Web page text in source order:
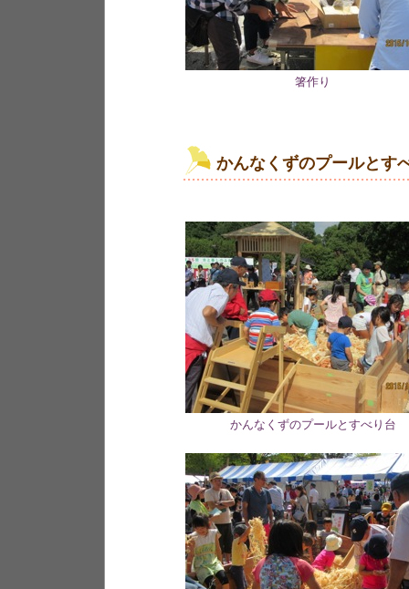
箸作り
かんなくずのプールとす
かんなくずのプールとすべり台